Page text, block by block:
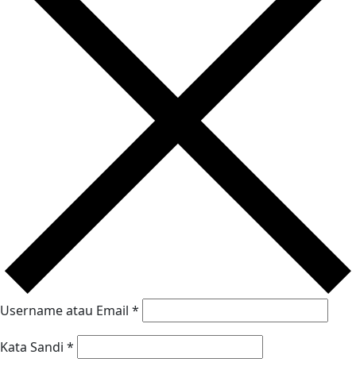
Username atau Email *
Kata Sandi *